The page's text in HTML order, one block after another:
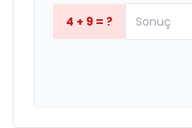
4 + 9 = ?